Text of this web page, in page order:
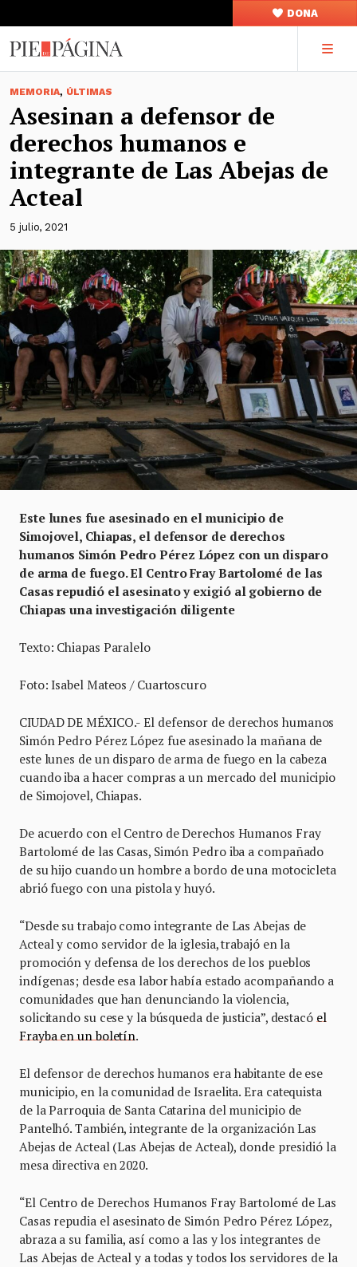
DONA
MEMORIA, ÚLTIMAS
Asesinan a defensor de
derechos humanos e
integrante de Las Abejas de
Acteal
5 julio, 2021
Este lunes fue asesinado en el municipio de
Simojovel, Chiapas, el defensor de derechos
humanos Simón Pedro Pérez López con un disparo
de arma de fuego. El Centro Fray Bartolomé de las
Casas repudió el asesinato y exigió al gobierno de
Chiapas una investigación diligente
Texto: Chiapas Paralelo
Foto: Isabel Mateos / Cuartoscuro
CIUDAD DE MÉXICO.- El defensor de derechos humanos
Simón Pedro Pérez López fue asesinado la mañana de
este lunes de un disparo de arma de fuego en la cabeza
cuando iba a hacer compras a un mercado del municipio
de Simojovel, Chiapas.
De acuerdo con el Centro de Derechos Humanos Fray
Bartolomé de las Casas, Simón Pedro iba a compañado
de su hijo cuando un hombre a bordo de una motocicleta
abrió fuego con una pistola y huyó.
“Desde su trabajo como integrante de Las Abejas de
Acteal y como servidor de la iglesia, trabajó en la
promoción y defensa de los derechos de los pueblos
indígenas; desde esa labor había estado acompañando a
comunidades que han denunciando la violencia,
solicitando su cese y la búsqueda de justicia”, destacó el
Frayba en un boletín.
El defensor de derechos humanos era habitante de ese
municipio, en la comunidad de Israelita. Era catequista
de la Parroquia de Santa Catarina del municipio de
Pantelhó. También, integrante de la organización Las
Abejas de Acteal (Las Abejas de Acteal), donde presidió la
mesa directiva en 2020.
“El Centro de Derechos Humanos Fray Bartolomé de Las
Casas repudia el asesinato de Simón Pedro Pérez López,
abraza a su familia, así como a las y los integrantes de
Las Abejas de Acteal y a todas y todos los servidores de la